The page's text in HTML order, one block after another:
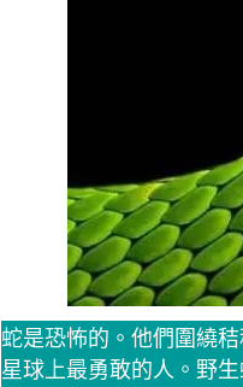
蛇是恐怖的。他們圍繞
星球上最勇敢的人。野